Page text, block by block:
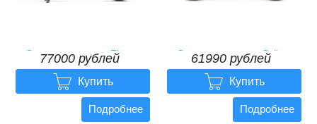
Электровелосипед Eltreco
GREEN CITY e-ALFA new
77000 рублей
77000 рублей
 Купить
Подробнее
Электровелосипед Gelbert
Dors 1 ST
61990 рублей
61990 рублей
 Купить
Подробнее